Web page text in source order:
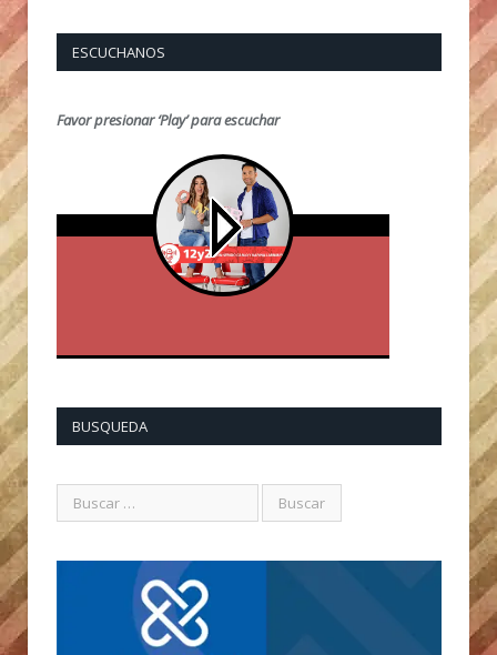
ESCUCHANOS
Favor presionar ‘Play’ para escuchar
BUSQUEDA